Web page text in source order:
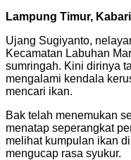
Lampung Timur,
Ujang Sugiyanto,
Kecamatan Labuhan
sumringah. Kini dirinya
mengalami kendala
mencari ikan.
Bak telah menemukan
menatap seperangkat
melihat kumpulan ikan
mengucap rasa syukur.